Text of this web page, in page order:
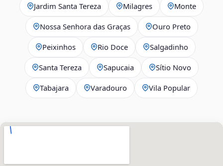
Jardim Santa Tereza Milagres Monte
Nossa Senhora das Graças Ouro Preto
Peixinhos Rio Doce Salgadinho
Santa Tereza Sapucaia Sítio Novo
Tabajara Varadouro Vila Popular